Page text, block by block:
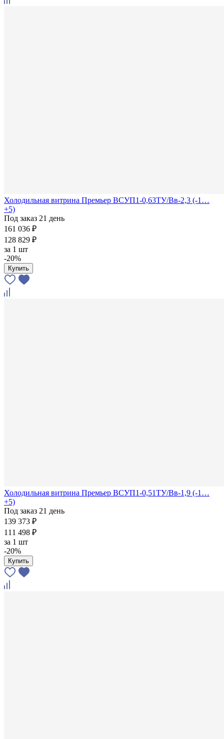
Холодильная витрина Премьер ВСУП1-0,63ТУ/Вв-2,3 (-1…
+5)
Под заказ 21 день
161 036 ₽
128 829 ₽
за 1 шт
-20%
Купить
Холодильная витрина Премьер ВСУП1-0,51ТУ/Вв-1,9 (-1…
+5)
Под заказ 21 день
139 373 ₽
111 498 ₽
за 1 шт
-20%
Купить